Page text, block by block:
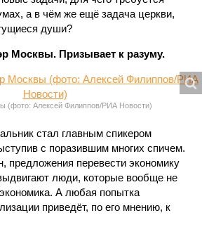
а в чём же ещё задача церкви,
души?
Москвы. Призывает к разуму.
(фото: Алексей Филиппов/РИА Новости)
стал главным спикером
с поразившим многих спичем.
предложения перевести экономику
люди, которые вообще не
А любая попытка
приведёт, по его мнению, к